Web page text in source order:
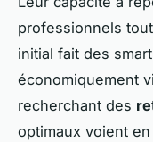
professionnels
initial fait des
économiquement
recherchant des
optimaux voient